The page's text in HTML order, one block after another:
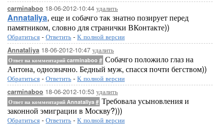
carminaboo 18-06-2012-10:44 удалить
Annataliya, еще и собачго так знатно позирует перед
памятником, словно для странички ВКонтакте))
Обратиться - Ответить - К полной версии
Annataliya 18-06-2012-10:47 удалить
Ответ на комментарий carminaboo # Собачго положило глаз на
Антона, однозначно. Бедный муж, спасся почти бегством))
Обратиться - Ответить - К полной версии
carminaboo 18-06-2012-10:53 удалить
Ответ на комментарий Annataliya # Требовала усыновления и
законной эмиграции в Москву?)))
Обратиться - Ответить - К полной версии